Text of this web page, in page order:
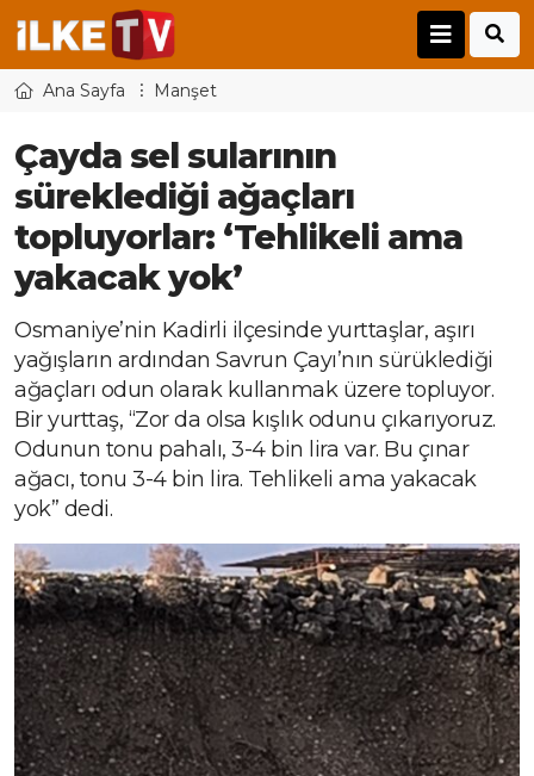
Ana Sayfa Manşet
Çayda sel sularının
süreklediği ağaçları
topluyorlar: ‘Tehlikeli ama
yakacak yok’
Osmaniye’nin Kadirli ilçesinde yurttaşlar, aşırı
yağışların ardından Savrun Çayı’nın sürüklediği
ağaçları odun olarak kullanmak üzere topluyor.
Bir yurttaş, “Zor da olsa kışlık odunu çıkarıyoruz.
Odunun tonu pahalı, 3-4 bin lira var. Bu çınar
ağacı, tonu 3-4 bin lira. Tehlikeli ama yakacak
yok” dedi.